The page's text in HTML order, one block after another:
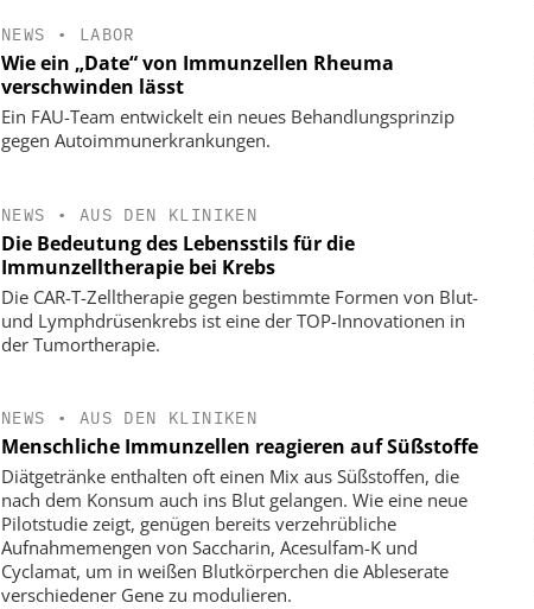
NEWS • LABOR
Wie ein „Date“ von Immunzellen Rheuma
verschwinden lässt
Ein FAU-Team entwickelt ein neues Behandlungsprinzip
gegen Autoimmunerkrankungen.
NEWS • AUS DEN KLINIKEN
Die Bedeutung des Lebensstils für die
Immunzelltherapie bei Krebs
Die CAR-T-Zelltherapie gegen bestimmte Formen von Blut-
und Lymphdrüsenkrebs ist eine der TOP-Innovationen in
der Tumortherapie.
NEWS • AUS DEN KLINIKEN
Menschliche Immunzellen reagieren auf Süßstoffe
Diätgetränke enthalten oft einen Mix aus Süßstoffen, die
nach dem Konsum auch ins Blut gelangen. Wie eine neue
Pilotstudie zeigt, genügen bereits verzehrübliche
Aufnahmemengen von Saccharin, Acesulfam-K und
Cyclamat, um in weißen Blutkörperchen die Ableserate
verschiedener Gene zu modulieren.